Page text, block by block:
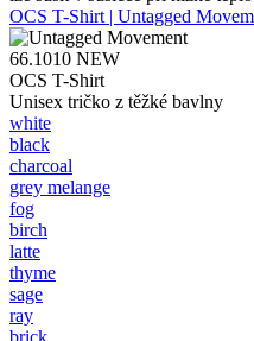
OCS T-Shirt | Untagged
66.1010 NEW
OCS T-Shirt
Unisex tričko z těžké bavlny
white
black
charcoal
grey melange
fog
birch
latte
thyme
sage
ray
brick